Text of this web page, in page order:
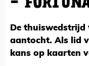
-
De
aantocht. Als lid
kans op kaarten